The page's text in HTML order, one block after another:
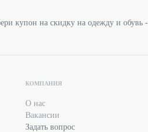
купон на скидку на одежду и обувь -
КОМПАНИЯ
О нас
Вакансии
Задать вопрос